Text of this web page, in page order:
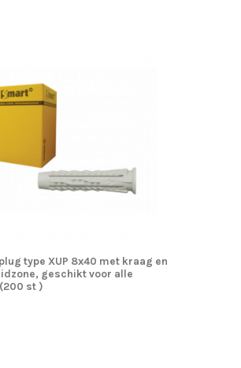
type XUP 8x40 met kraag en
geschikt voor alle
st )